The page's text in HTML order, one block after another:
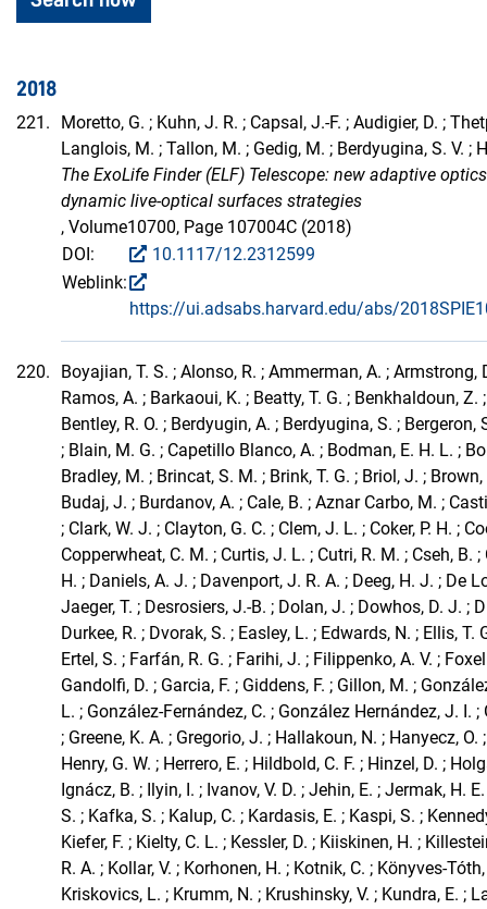
2018
221.
Moretto, G. ; Kuhn, J. R. ; Capsal, J.-F. ; Audigier, D. ;
Langlois, M. ; Tallon, M. ; Gedig, M. ; Berdyugina, S. V. ;
The ExoLife Finder (ELF) Telescope: new adaptive
dynamic live-optical surfaces strategies
, Volume10700, Page 107004C (2018)
DOI:
10.1117/12.2312599
Weblink:
https://ui.adsabs.harvard.edu/abs/
220.
Boyajian, T. S. ; Alonso, R. ; Ammerman, A. ; Armstrong,
Ramos, A. ; Barkaoui, K. ; Beatty, T. G. ; Benkhaldoun, Z.
Bentley, R. O. ; Berdyugin, A. ; Berdyugina, S. ; Bergeron,
; Blain, M. G. ; Capetillo Blanco, A. ; Bodman, E. H. L. ;
Bradley, M. ; Brincat, S. M. ; Brink, T. G. ; Briol, J. ; Brown,
Budaj, J. ; Burdanov, A. ; Cale, B. ; Aznar Carbo, M. ;
; Clark, W. J. ; Clayton, G. C. ; Clem, J. L. ; Coker, P. H. ;
Copperwheat, C. M. ; Curtis, J. L. ; Cutri, R. M. ; Cseh, B.
H. ; Daniels, A. J. ; Davenport, J. R. A. ; Deeg, H. J. ; De
Jaeger, T. ; Desrosiers, J.-B. ; Dolan, J. ; Dowhos, D. J. ;
Durkee, R. ; Dvorak, S. ; Easley, L. ; Edwards, N. ; Ellis, T.
Ertel, S. ; Farfán, R. G. ; Farihi, J. ; Filippenko, A. V. ;
Gandolfi, D. ; Garcia, F. ; Giddens, F. ; Gillon, M. ;
L. ; González-Fernández, C. ; González Hernández, J. I. ;
; Greene, K. A. ; Gregorio, J. ; Hallakoun, N. ; Hanyecz, O.
Henry, G. W. ; Herrero, E. ; Hildbold, C. F. ; Hinzel, D. ;
Ignácz, B. ; Ilyin, I. ; Ivanov, V. D. ; Jehin, E. ; Jermak, H.
S. ; Kafka, S. ; Kalup, C. ; Kardasis, E. ; Kaspi, S. ;
Kiefer, F. ; Kielty, C. L. ; Kessler, D. ; Kiiskinen, H. ;
R. A. ; Kollar, V. ; Korhonen, H. ; Kotnik, C. ; Könyves-Tóth,
Kriskovics, L. ; Krumm, N. ; Krushinsky, V. ; Kundra, E. ;